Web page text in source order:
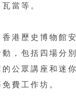
當等。
港歷史博物館
，包括四場分
公眾講座和迷
費工作坊。